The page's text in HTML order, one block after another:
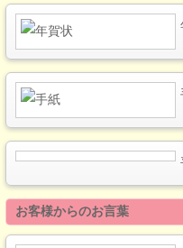
お客様からのお言葉